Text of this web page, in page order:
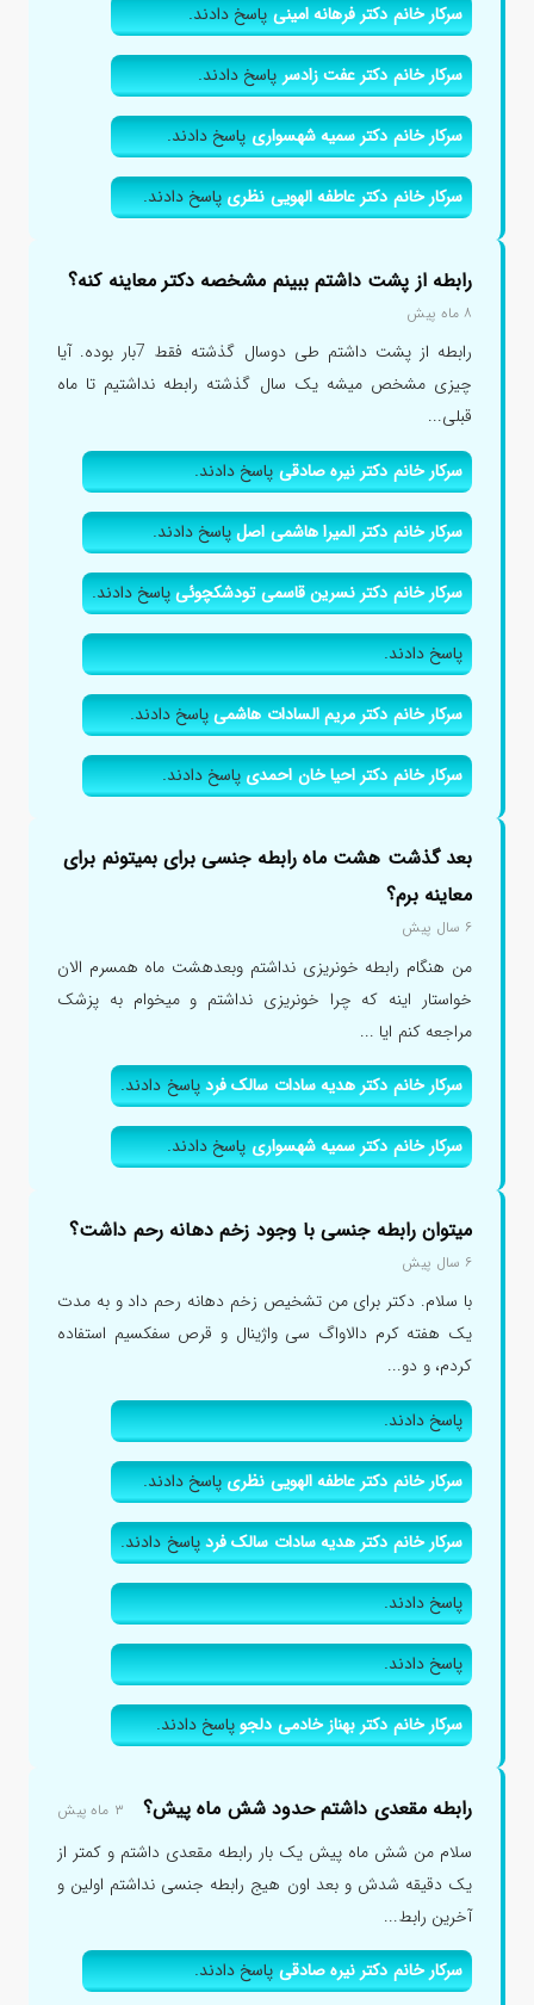
سرکار خانم دکتر فرهانه امینیپاسخ دادند.
سرکار خانم دکتر عفت زادسرپاسخ دادند.
سرکار خانم دکتر سمیه شهسواریپاسخ دادند.
سرکار خانم دکتر عاطفه الهویی نظریپاسخ دادند.
رابطه از پشت داشتم ببینم مشخصه دکتر معاینه کنه؟
۸ ماه پیش
رابطه از پشت داشتم طی دوسال گذشته فقط 7بار بوده. آیا
چیزی مشخص میشه یک سال گذشته رابطه نداشتیم تا ماه
قبلی...
سرکار خانم دکتر نیره صادقیپاسخ دادند.
سرکار خانم دکتر المیرا هاشمی اصلپاسخ دادند.
سرکار خانم دکتر نسرین قاسمی تودشکچوئیپاسخ دادند.
پاسخ دادند.
سرکار خانم دکتر مریم السادات هاشمیپاسخ دادند.
سرکار خانم دکتر احیا خان احمدیپاسخ دادند.
بعد گذشت هشت ماه رابطه جنسی برای بمیتونم برای
معاینه برم؟
۶ سال پیش
من هنگام رابطه خونریزی نداشتم وبعدهشت ماه همسرم الان
خواستار اینه که چرا خونریزی نداشتم و میخوام به پزشک
مراجعه کنم ایا ...
سرکار خانم دکتر هدیه سادات سالک فردپاسخ دادند.
سرکار خانم دکتر سمیه شهسواریپاسخ دادند.
میتوان رابطه جنسی با وجود زخم دهانه رحم داشت؟
۶ سال پیش
با سلام. دکتر برای من تشخیص زخم دهانه رحم داد و به مدت
یک هفته کرم دالاواگ سی واژینال و قرص سفکسیم استفاده
کردم، و دو...
پاسخ دادند.
سرکار خانم دکتر عاطفه الهویی نظریپاسخ دادند.
سرکار خانم دکتر هدیه سادات سالک فردپاسخ دادند.
پاسخ دادند.
پاسخ دادند.
سرکار خانم دکتر بهناز خادمی دلجوپاسخ دادند.
رابطه مقعدی داشتم حدود شش ماه پیش؟ ۳ ماه پیش
سلام من شش ماه پیش یک بار رابطه مقعدی داشتم و کمتر از
یک دقیقه شدش و بعد اون هیج رابطه جنسی نداشتم اولین و
آخرین رابط...
سرکار خانم دکتر نیره صادقیپاسخ دادند.